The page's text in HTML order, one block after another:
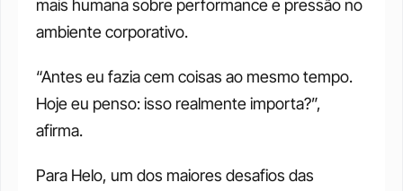
mais humana sobre performance e pressão no
ambiente corporativo.
“Antes eu fazia cem coisas ao mesmo tempo.
Hoje eu penso: isso realmente importa?”,
afirma.
Para Helo, um dos maiores desafios das